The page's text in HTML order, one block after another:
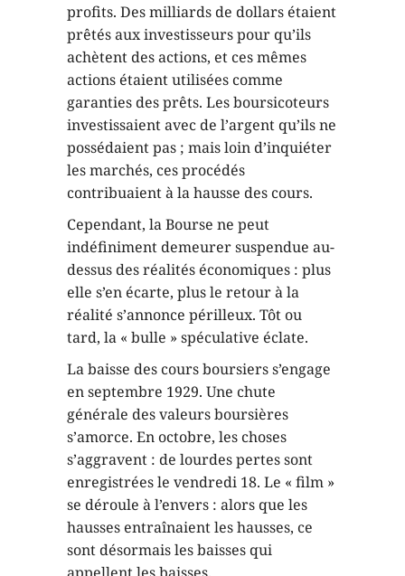
profits. Des milliards de dollars étaient
prêtés aux investisseurs pour qu’ils
achètent des actions, et ces mêmes
actions étaient utilisées comme
garanties des prêts. Les boursicoteurs
investissaient avec de l’argent qu’ils ne
possédaient pas ; mais loin d’inquiéter
les marchés, ces procédés
contribuaient à la hausse des cours.
Cependant, la Bourse ne peut
indéfiniment demeurer suspendue au-
dessus des réalités économiques : plus
elle s’en écarte, plus le retour à la
réalité s’annonce périlleux. Tôt ou
tard, la « bulle » spéculative éclate.
La baisse des cours boursiers s’engage
en septembre 1929. Une chute
générale des valeurs boursières
s’amorce. En octobre, les choses
s’aggravent : de lourdes pertes sont
enregistrées le vendredi 18. Le « film »
se déroule à l’envers : alors que les
hausses entraînaient les hausses, ce
sont désormais les baisses qui